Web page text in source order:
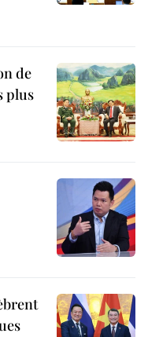
de
plus